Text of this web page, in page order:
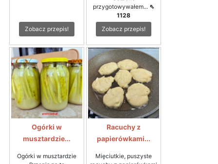
Zobacz przepis!
przygotowywałem... ⇖
1128
Zobacz przepis!
Ogórki w
musztardzie...
Ogórki w musztardzie
Racuchy z
papierówkami...
Mięciutkie, puszyste